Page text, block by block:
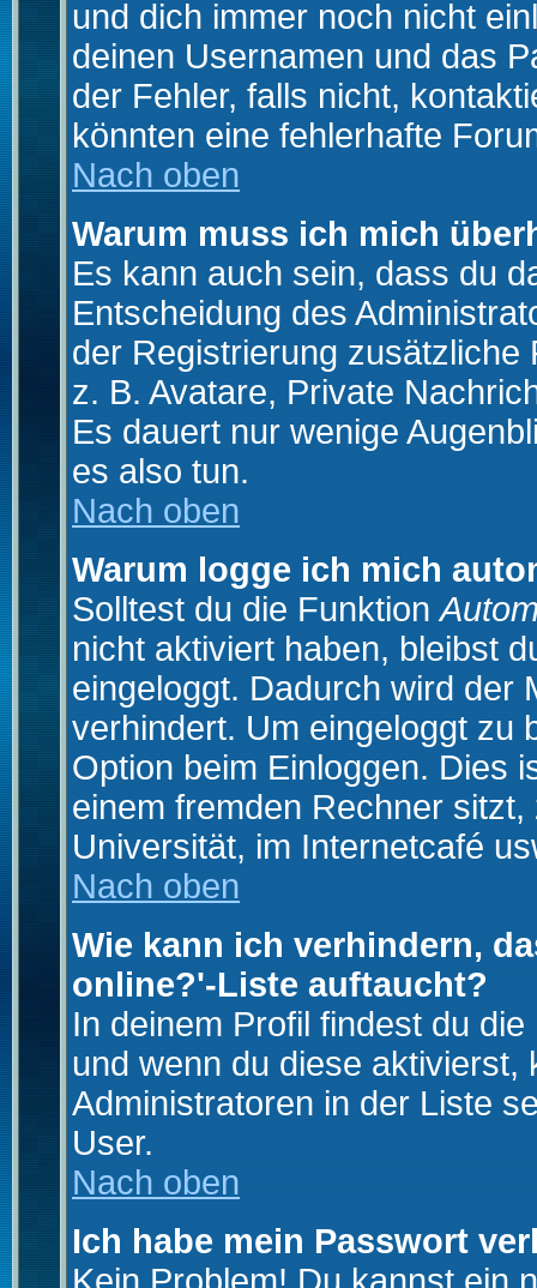
und dich immer noch nicht
deinen Usernamen und das
der Fehler, falls nicht,
könnten eine fehlerhafte
Nach oben
Warum muss ich mich
Es kann auch sein, dass du
Entscheidung des
der Registrierung
z. B. Avatare, Private
Es dauert nur wenige
es also tun.
Nach oben
Warum logge ich mich
Solltest du die Funktion
nicht aktiviert haben, bleibst
eingeloggt. Dadurch wird der
verhindert. Um eingeloggt zu
Option beim Einloggen. Dies
einem fremden Rechner
Universität, im Internetcafé
Nach oben
Wie kann ich verhindern,
online?'-Liste auftaucht?
In deinem Profil findest du
und wenn du diese aktivierst,
Administratoren in der Liste
User.
Nach oben
Ich habe mein Passwort